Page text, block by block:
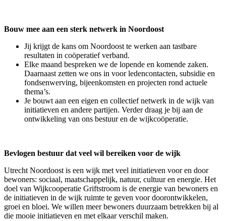
Bouw mee aan een sterk netwerk in Noordoost
Jij krijgt de kans om Noordoost te werken aan tastbare
resultaten in coöperatief verband.
Elke maand bespreken we de lopende en komende zaken.
Daarnaast zetten we ons in voor ledencontacten, subsidie en
fondsenwerving, bijeenkomsten en projecten rond actuele
thema’s.
Je bouwt aan een eigen en collectief netwerk in de wijk van
initiatieven en andere partijen. Verder draag je bij aan de
ontwikkeling van ons bestuur en de wijkcoöperatie.
Bevlogen bestuur dat veel wil bereiken voor de wijk
Utrecht Noordoost is een wijk met veel initiatieven voor en door
bewoners: sociaal, maatschappelijk, natuur, cultuur en energie. Het
doel van Wijkcooperatie Griftstroom is de energie van bewoners en
de initiatieven in de wijk ruimte te geven voor doorontwikkelen,
groei en bloei. We willen meer bewoners duurzaam betrekken bij al
die mooie initiatieven en met elkaar verschil maken.